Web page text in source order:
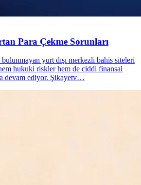
Para Çekme Sorunları
yurt dışı merkezli bahis siteleri
hukuki riskler hem de ciddi finansal
devam ediyor. Şikayetv…